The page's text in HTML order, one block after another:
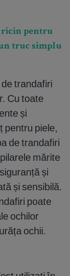
ricin pentru
truc simplu
trandafiri
Cu toate
și
pentru piele,
de trandafiri
mărite
și
și sensibilă.
poate
ochilor
ochii.